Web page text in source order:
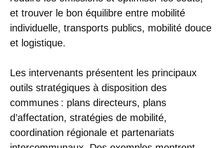
et trouver le bon équilibre entre mobilité
individuelle, transports publics, mobilité douce
et logistique.
Les intervenants présentent les principaux
outils stratégiques à disposition des
communes : plans directeurs, plans
d’affectation, stratégies de mobilité,
coordination régionale et partenariats